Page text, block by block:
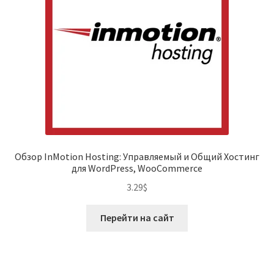
Обзор InMotion Hosting: Управляемый и Общий Хостинг
для WordPress, WooCommerce
3.29$
Перейти на сайт